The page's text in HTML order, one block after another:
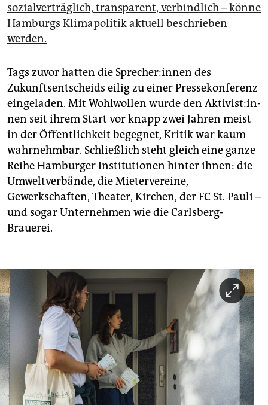
Hamburgs Umweltsenatorin Katharina Fegebank
(Grüne), Andreas Breitner (Verband Norddeutscher
Wohnungsunternehmen) und Lou Töllner (Hamburger
Zukunftsentscheid): 7. Oktober, 19.30 Uhr, Kulturhaus
taz.de/salon
sozialverträglich, transparent, verbindlich – könne
Hamburgs Klimapolitik aktuell beschrieben
werden.
Tags zuvor hatten die Spre­che­r:in­nen des
Zukunftsentscheids eilig zu einer Pressekonferenz
eingeladen. Mit Wohlwollen wurde den Ak­ti­vis­t:in­
nen seit ihrem Start vor knapp zwei Jahren meist
in der Öffentlichkeit begegnet, Kritik war kaum
wahrnehmbar. Schließlich steht gleich eine ganze
Reihe Hamburger Institutionen hinter ihnen: die
Umweltverbände, die Mietervereine,
Gewerkschaften, Theater, Kirchen, der FC St. Pauli –
und sogar Unternehmen wie die Carlsberg-
Brauerei.